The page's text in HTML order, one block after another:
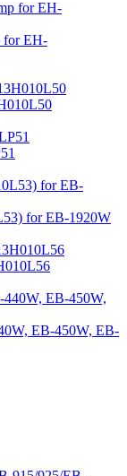
for EH-
for EB-1920W
EB-450W, EB-